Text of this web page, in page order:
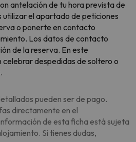
antelación de tu hora prevista de
utilizar el apartado de peticiones
o ponerte en contacto
Los datos de contacto
de la reserva. En este
despedidas de soltero o
pueden ser de pago.
directamente en el
de esta ficha está sujeta
Si tienes dudas,